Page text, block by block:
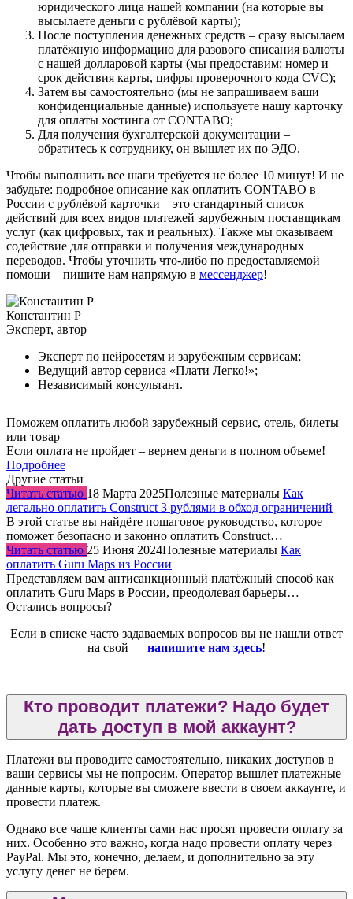
юридического лица нашей компании (на которые вы
высылаете деньги с рублёвой карты);
После поступления денежных средств – сразу высылаем
платёжную информацию для разового списания валюты
с нашей долларовой карты (мы предоставим: номер и
срок действия карты, цифры проверочного кода CVC);
Затем вы самостоятельно (мы не запрашиваем ваши
конфиденциальные данные) используете нашу карточку
для оплаты хостинга от CONTABO;
Для получения бухгалтерской документации –
обратитесь к сотруднику, он вышлет их по ЭДО.
Чтобы выполнить все шаги требуется не более 10 минут! И не
забудьте: подробное описание как оплатить CONTABO в
России с рублёвой карточки – это стандартный список
действий для всех видов платежей зарубежным поставщикам
услуг (как цифровых, так и реальных). Также мы оказываем
содействие для отправки и получения международных
переводов. Чтобы уточнить что-либо по предоставляемой
помощи – пишите нам напрямую в мессенджер!
Константин Р
Эксперт, автор
Эксперт по нейросетям и зарубежным сервисам;
Ведущий автор сервиса «Плати Легко!»;
Независимый консультант.
Поможем оплатить любой зарубежный сервис, отель, билеты
или товар
Если оплата не пройдет – вернем деньги в полном объеме!
Подробнее
Другие статьи
Читать статью 18 Марта 2025Полезные материалы Как
легально оплатить Construct 3 рублями в обход ограничений
В этой статье вы найдёте пошаговое руководство, которое
поможет безопасно и законно оплатить Construct…
Читать статью 25 Июня 2024Полезные материалы Как
оплатить Guru Maps из России
Представляем вам антисанкционный платёжный способ как
оплатить Guru Maps в России, преодолевая барьеры…
Остались вопросы?
Если в списке часто задаваемых вопросов вы не нашли ответ
на свой — напишите нам здесь!
Кто проводит платежи? Надо будет
дать доступ в мой аккаунт?
Платежи вы проводите самостоятельно, никаких доступов в
ваши сервисы мы не попросим. Оператор вышлет платежные
данные карты, которые вы сможете ввести в своем аккаунте, и
провести платеж.
Однако все чаще клиенты сами нас просят провести оплату за
них. Особенно это важно, когда надо провести оплату через
PayPal. Мы это, конечно, делаем, и дополнительно за эту
услугу денег не берем.